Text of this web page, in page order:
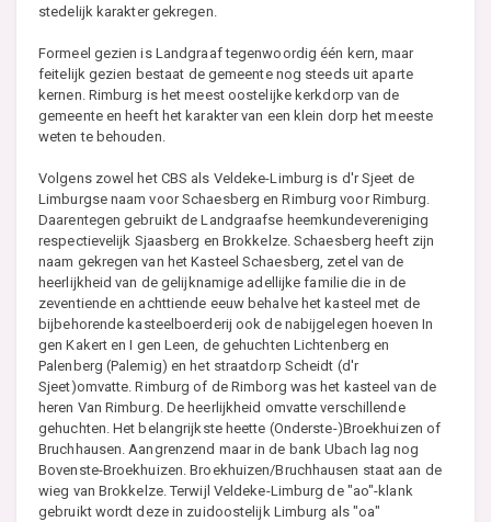
stedelijk karakter gekregen.
Formeel gezien is Landgraaf tegenwoordig één kern, maar
feitelijk gezien bestaat de gemeente nog steeds uit aparte
kernen. Rimburg is het meest oostelijke kerkdorp van de
gemeente en heeft het karakter van een klein dorp het meeste
weten te behouden.
Volgens zowel het CBS als Veldeke-Limburg is d'r Sjeet de
Limburgse naam voor Schaesberg en Rimburg voor Rimburg.
Daarentegen gebruikt de Landgraafse heemkundevereniging
respectievelijk Sjaasberg en Brokkelze. Schaesberg heeft zijn
naam gekregen van het Kasteel Schaesberg, zetel van de
heerlijkheid van de gelijknamige adellijke familie die in de
zeventiende en achttiende eeuw behalve het kasteel met de
bijbehorende kasteelboerderij ook de nabijgelegen hoeven In
gen Kakert en I gen Leen, de gehuchten Lichtenberg en
Palenberg (Palemig) en het straatdorp Scheidt (d'r
Sjeet)omvatte. Rimburg of de Rimborg was het kasteel van de
heren Van Rimburg. De heerlijkheid omvatte verschillende
gehuchten. Het belangrijkste heette (Onderste-)Broekhuizen of
Bruchhausen. Aangrenzend maar in de bank Ubach lag nog
Bovenste-Broekhuizen. Broekhuizen/Bruchhausen staat aan de
wieg van Brokkelze. Terwijl Veldeke-Limburg de "ao"-klank
gebruikt wordt deze in zuidoostelijk Limburg als "oa"